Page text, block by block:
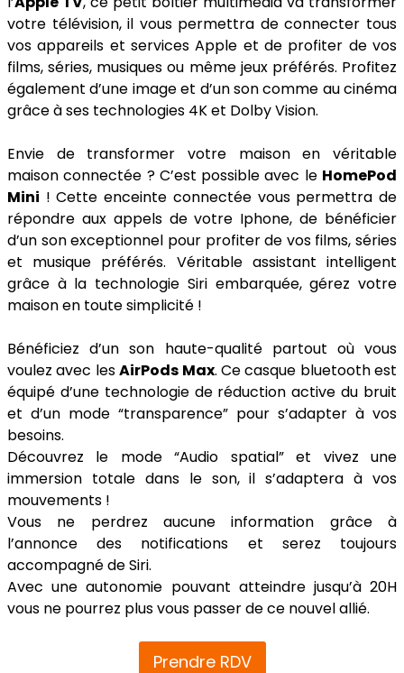
votre télévision, il vous permettra de connecter tous
vos appareils et services Apple et de profiter de vos
films, séries, musiques ou même jeux préférés. Profitez
également d’une image et d’un son comme au cinéma
grâce à ses technologies 4K et Dolby Vision.
Envie de transformer votre maison en véritable
maison connectée ? C’est possible avec le HomePod
Mini ! Cette enceinte connectée vous permettra de
répondre aux appels de votre Iphone, de bénéficier
d’un son exceptionnel pour profiter de vos films, séries
et musique préférés. Véritable assistant intelligent
grâce à la technologie Siri embarquée, gérez votre
maison en toute simplicité !
Bénéficiez d’un son haute-qualité partout où vous
voulez avec lesAirPods Max. Ce casque bluetooth est
équipé d’une technologie de réduction active du bruit
et d’un mode “transparence” pour s’adapter à vos
besoins.
Découvrez le mode “Audio spatial” et vivez une
immersion totale dans le son, il s’adaptera à vos
mouvements !
Vous ne perdrez aucune information grâce à
l’annonce des notifications et serez toujours
accompagné de Siri.
Avec une autonomie pouvant atteindre jusqu’à 20H
vous ne pourrez plus vous passer de ce nouvel allié.
Prendre RDV